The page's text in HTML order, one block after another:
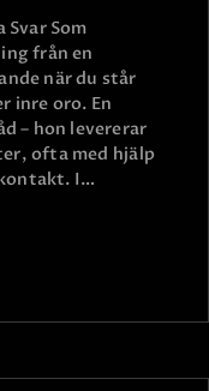
Svar Som
från en
när du står
inre oro. En
– hon levererar
ofta med hjälp
I…